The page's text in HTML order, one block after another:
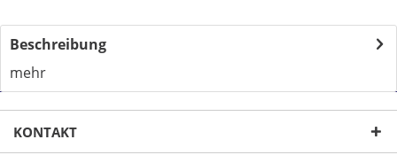
Beschreibung
mehr
KONTAKT